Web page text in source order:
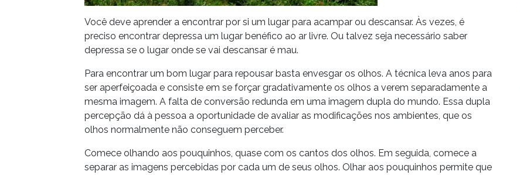
Você deve aprender a encontrar por si um lugar para acampar ou descansar. Às vezes, é
preciso encontrar depressa um lugar benéfico ao ar livre. Ou talvez seja necessário saber
depressa se o lugar onde se vai descansar é mau.
Para encontrar um bom lugar para repousar basta envesgar os olhos. A técnica leva anos para
ser aperfeiçoada e consiste em se forçar gradativamente os olhos a verem separadamente a
mesma imagem. A falta de conversão redunda em uma imagem dupla do mundo. Essa dupla
percepção dá à pessoa a oportunidade de avaliar as modificações nos ambientes, que os
olhos normalmente não conseguem perceber.
Comece olhando aos pouquinhos, quase com os cantos dos olhos. Em seguida, comece a
separar as imagens percebidas por cada um de seus olhos. Olhar aos pouquinhos permite que